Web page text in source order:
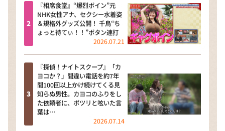
『相席食堂』“爆烈ボイン”元
NHK女性アナ、セクシー水着姿
＆規格外グッズ公開！ 千鳥“ち
ょっと待てぃ！！”ボタン連打
2026.07.21
『探偵！ナイトスクープ』「カ
ヨコか？」間違い電話を約7年
間100回以上かけ続けてくる見
知らぬ男性。カヨコのふりをし
た依頼者に、ポツリと呟いた言
葉は…
2026.07.14